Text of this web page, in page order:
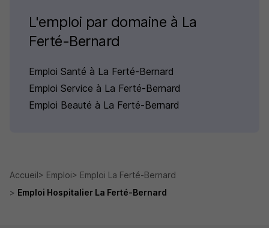
L'emploi par domaine à La
Ferté-Bernard
Emploi Santé à La Ferté-Bernard
Emploi Service à La Ferté-Bernard
Emploi Beauté à La Ferté-Bernard
Accueil Emploi
Emploi La Ferté-Bernard
Emploi Hospitalier La Ferté-Bernard